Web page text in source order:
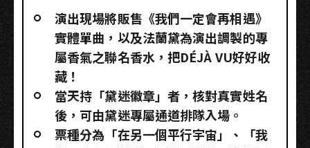
演出現場將販售《我們一定會再相遇》
實體單曲，以及法蘭黛為演出調製的專
屬香氣之聯名香水，把DÉJÀ VU好好收
藏！
當天持「黛迷徽章」者，核對真實姓名
後，可由黛迷專屬通道排隊入場。
票種分為「在另一個平行宇宙」、「我